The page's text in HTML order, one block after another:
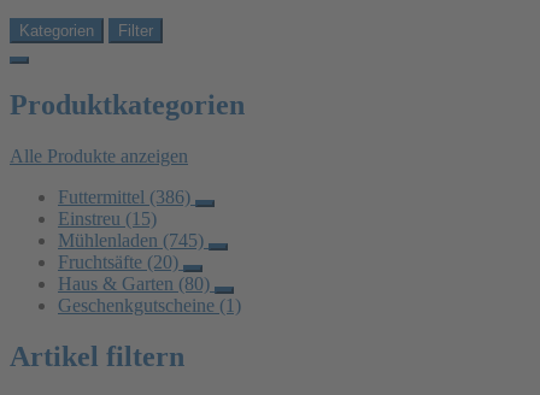
Kategorien Filter
Produktkategorien
Alle Produkte anzeigen
Futtermittel (386)
Einstreu (15)
Mühlenladen (745)
Fruchtsäfte (20)
Haus & Garten (80)
Geschenkgutscheine (1)
Artikel filtern